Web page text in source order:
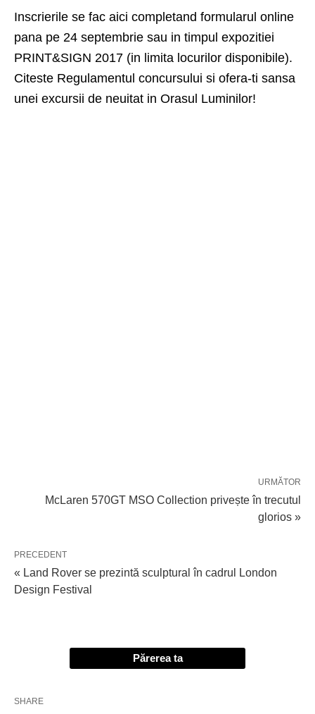
Inscrierile se fac aici completand formularul online
pana pe 24 septembrie sau in timpul expozitiei
PRINT&SIGN 2017 (in limita locurilor disponibile).
Citeste Regulamentul concursului si ofera-ti sansa
unei excursii de neuitat in Orasul Luminilor!
URMĂTOR
McLaren 570GT MSO Collection privește în trecutul
glorios »
PRECEDENT
« Land Rover se prezintă sculptural în cadrul London
Design Festival
Părerea ta
SHARE